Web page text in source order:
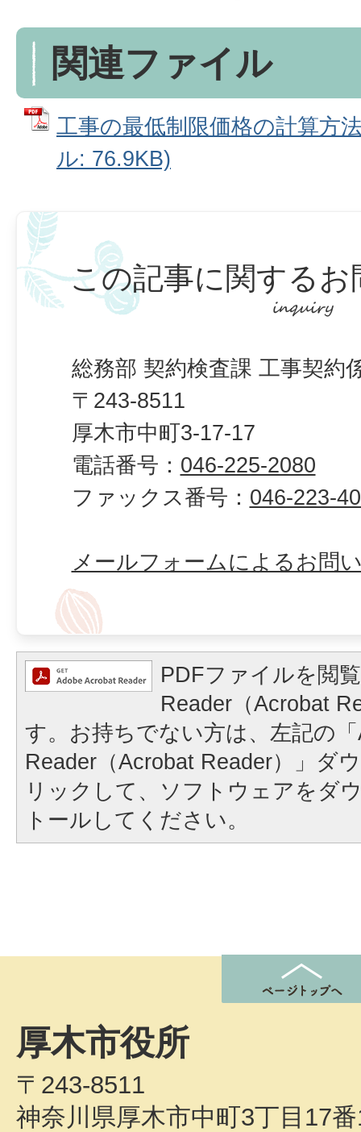
関連ファイル
工事の最低制限価格の計算方
ル: 76.9KB)
この記事に関するお
総務部 契約検査課 工事契約
〒243-8511
厚木市中町3-17-17
電話番号： 046-225-2080
ファックス番号： 046-223-
メールフォームによるお問
PDFファイルを閲
Reader（Acrobat
す。お持ちでない方は、左記の
Reader（Acrobat Reader）」ダ
リックして、ソフトウェアをダ
トールしてください。
厚木市役所
〒243-8511
神奈川県厚木市中町3丁目17